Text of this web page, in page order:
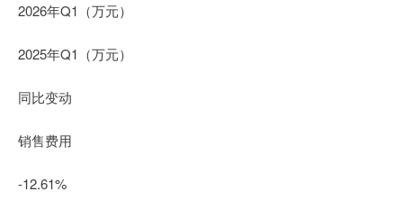
2026年Q1（万元）
2025年Q1（万元）
同比变动
销售费用
-12.61%